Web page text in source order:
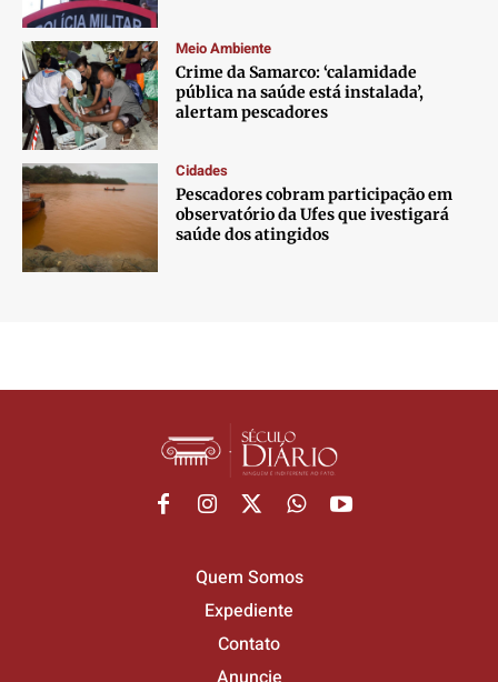
Meio Ambiente
Crime da Samarco: ‘calamidade
pública na saúde está instalada’,
alertam pescadores
Cidades
Pescadores cobram participação em
observatório da Ufes que ivestigará
saúde dos atingidos
Quem Somos
Expediente
Contato